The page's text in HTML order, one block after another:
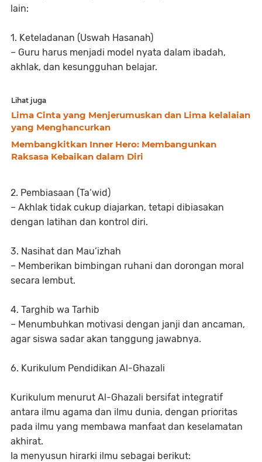
lain:
1. Keteladanan (Uswah Hasanah)
– Guru harus menjadi model nyata dalam ibadah,
akhlak, dan kesungguhan belajar.
Lihat juga
Lima Cinta yang Menjerumuskan dan Lima kelalaian
yang Menghancurkan
Membangkitkan Inner Hero: Membangunkan
Raksasa Kebaikan dalam Diri
2. Pembiasaan (Ta‘wid)
– Akhlak tidak cukup diajarkan, tetapi dibiasakan
dengan latihan dan kontrol diri.
3. Nasihat dan Mau‘izhah
– Memberikan bimbingan ruhani dan dorongan moral
secara lembut.
4. Targhib wa Tarhib
– Menumbuhkan motivasi dengan janji dan ancaman,
agar siswa sadar akan tanggung jawabnya.
6. Kurikulum Pendidikan Al-Ghazali
Kurikulum menurut Al-Ghazali bersifat integratif
antara ilmu agama dan ilmu dunia, dengan prioritas
pada ilmu yang membawa manfaat dan keselamatan
akhirat.
Ia menyusun hirarki ilmu sebagai berikut: